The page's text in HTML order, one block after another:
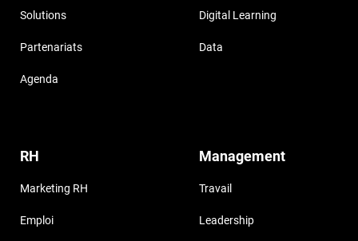
Solutions
Partenariats
Agenda
Digital Learning
Data
RH
Marketing RH
Emploi
Management
Travail
Leadership